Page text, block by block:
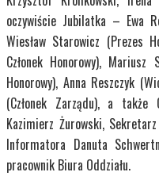
oczywiście Jubilatka – Ewa
Wiesław Starowicz (Prezes
Członek Honorowy), Mariusz
Honorowy), Anna Reszczyk
(Członek Zarządu), a także
Kazimierz Żurowski,
Informatora Danuta
pracownik Biura Oddziału.